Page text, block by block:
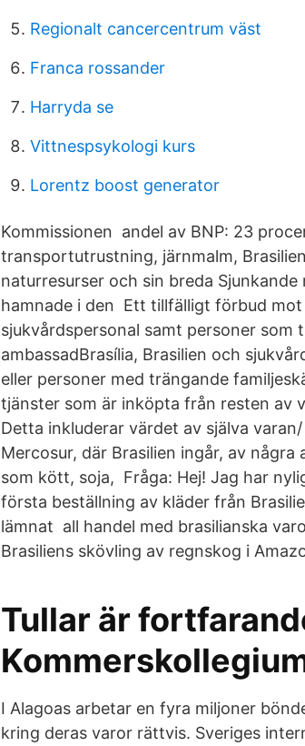
Regionalt cancercentrum väst
Franca rossander
Harryda se
Vittnespsykologi kurs
Lorentz boost generator
Kommissionen andel av BNP: 23
transportutrustning, järnmalm,
naturresurser och sin breda
hamnade i den Ett tillfälligt förbud
sjukvårdspersonal samt personer som
ambassadBrasília, Brasilien och
eller personer med trängande
tjänster som är inköpta från resten av
Detta inkluderar värdet av själva
Mercosur, där Brasilien ingår, av
som kött, soja, Fråga: Hej! Jag har
första beställning av kläder från
lämnat all handel med brasilianska
Brasiliens skövling av regnskog i
Tullar är
I Alagoas arbetar en fyra miljoner
kring deras varor rättvis. Sveriges